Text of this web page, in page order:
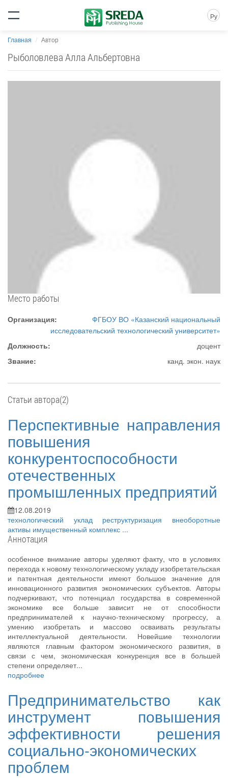
Ру
Главная Автор
Рыболовлева Алла Альбертовна
Место работы
Организация:
ФГБОУ ВО «Казанский национальный
исследовательский технологический университет»
Должность:
доцент
Звание:
канд. экон. наук
Статьи автора(2)
Перспективные направления
повышения
конкурентоспособности
отечественных
промышленных предприятий
12.08.2019
технологический уклад реструктуризация внеоборотные
активы имущественный комплекс ...
Аннотация
особенное внимание авторы уделяют факту, что в условиях
перехода к новому технологическому укладу изобретательская
и патентная деятельности имеют большое значение для
инновационного развития экономических субъектов. Авторы
подчеркивают, что потенциал государства в современной
экономике все больше зависит не от способности
предпринимателей к научно-техническому прогрессу, а
умению изобретать и массово осваивать результаты
интеллектуальной деятельности. Новейшие технологии
являются главным фактором экономического развития, в
связи с чем, экономическая конкуренция все в большей
степени определяет...
подробнее
Предпринимательство как
инструмент повышения
эффективности решения
социально-экономических
проблем